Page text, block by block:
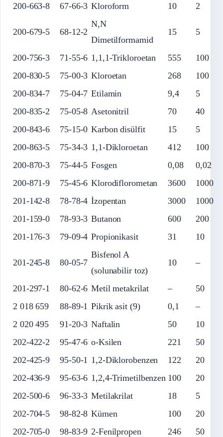
200-663-8
67-66-3 Kloroform 10 2
200-679-5 68-12-2
N,N
Dimetilformamid
15 5
200-756-3 71-55-6 1,1,1-Trikloroetan 555
100
200-830-5
75-00-3 Kloroetan 268
100
200-834-7
75-04-7 Etilamin 9,4
5
200-835-2
75-05-8 Asetonitril 70
40
200-843-6
75-15-0 Karbon disülfit 15
5
200-863-5
75-34-3 1,1-Dikloroetan 412
100
200-870-3
75-44-5 Fosgen 0,08
0,02
200-871-9
75-45-6 Klorodiflorometan 3600
1000
201-142-8
78-78-4 İzopentan 3000
1000
201-159-0
78-93-3 Butanon 600
200
201-176-3
79-09-4 Propionikasit 31 10
201-245-8 80-05-7
Bisfenol A
(solunabilir toz)
10 –
201-297-1 80-62-6 Metil metakrilat –
50
2 018 659
88-89-1 Pikrik asit (9) 0,1
–
2 020 495
91-20-3 Naftalin 50
10
202-422-2
95-47-6 o-Ksilen 221
50
202-425-9
95-50-1 1,2-Diklorobenzen 122
20
202-436-9
95-63-6 1,2,4-Trimetilbenzen 100
20
202-500-6
96-33-3 Metilakrilat 18
5
202-704-5
98-82-8 Kümen 100
20
202-705-0
98-83-9 2-Fenilpropen 246 50